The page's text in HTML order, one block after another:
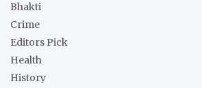
Bhakti
Crime
Editors Pick
Health
History